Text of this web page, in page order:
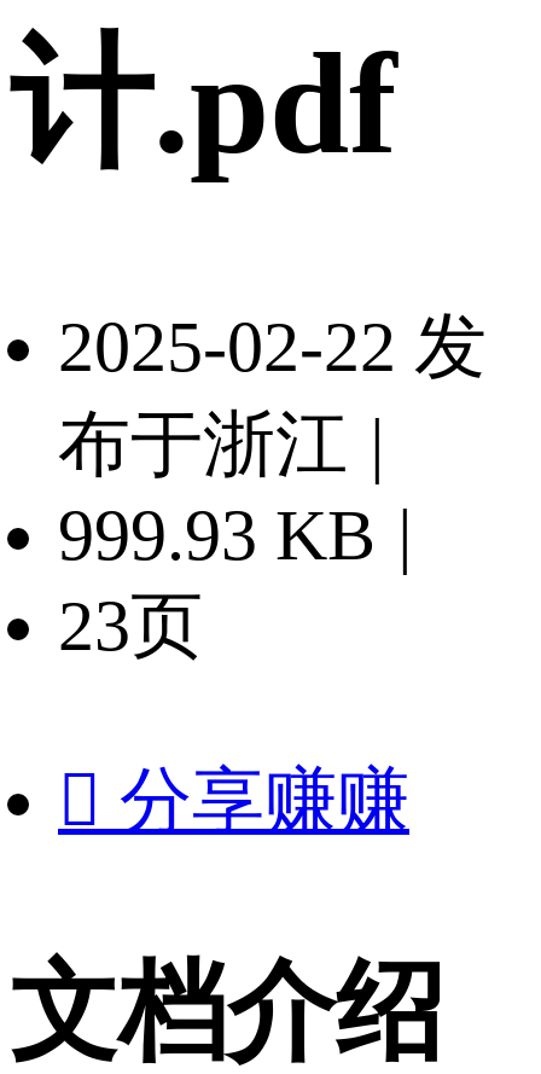
计.pdf
2025-02-22 发
布于浙江 |
999.93 KB |
23页
 分享赚赚
文档介绍